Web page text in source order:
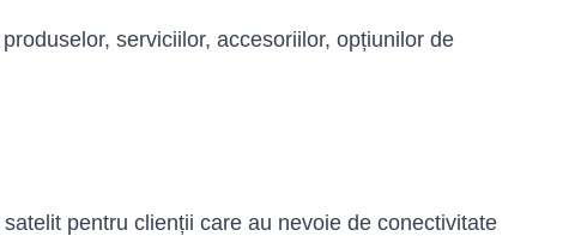
serviciilor, accesoriilor, opțiunilor de
pentru clienții care au nevoie de conectivitate